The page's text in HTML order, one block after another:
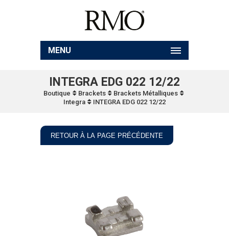
MENU
INTEGRA EDG 022 12/22
Boutique Brackets
Brackets Métalliques
Integra
INTEGRA EDG 022 12/22
RETOUR À LA PAGE PRÉCÉDENTE